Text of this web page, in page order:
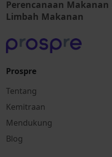
Perencanaan
Limbah Makanan
Prospre
Tentang
Kemitraan
Mendukung
Blog